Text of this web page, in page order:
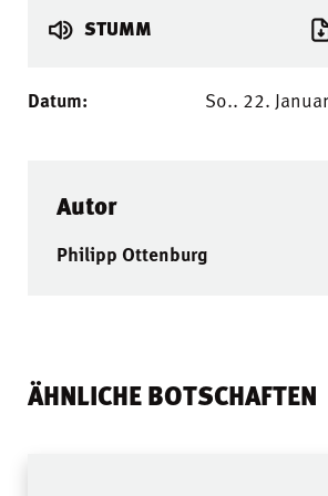
STUMM
Datum: So.. 22.
Autor
Philipp Ottenburg
ÄHNLICHE BOTSCHAFTEN